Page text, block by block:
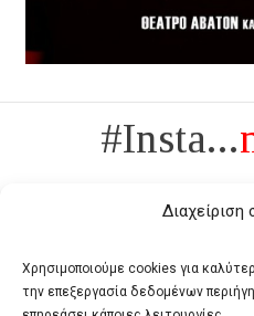
Διαχείριση
Χρησιμοποιούμε cookies για
την επεξεργασία δεδομένων
#Insta...
Πολυτέλεια δεν είναι το αντίθετο